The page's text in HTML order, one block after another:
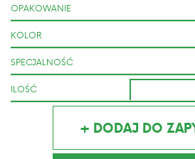
OPAKOWANIE
KOLOR
SPECJALNOŚĆ
ILOŚĆ
+ DODAJ DO